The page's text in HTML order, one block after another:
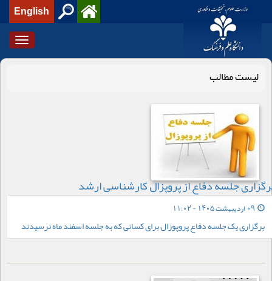
English
لیست مطالب
جلسه دفاع از پروپزال کارشناسی ارشد
برگزاری یک جلسه دفاع پروپوزال برای کسانی که به جلسه اسفند ماه نرسیدند